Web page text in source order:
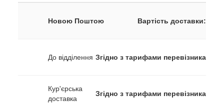
Новою Поштою Вартість доставки:
До відділення Згідно з тарифами перевізника
Кур'єрська
доставка
Згідно з тарифами перевізника